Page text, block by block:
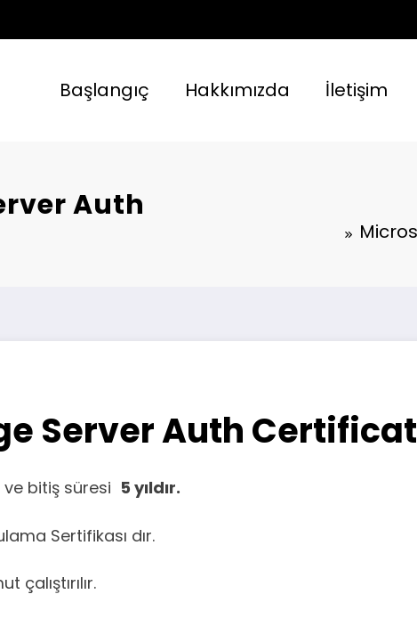
Başlangıç Hakkımızda İletişim
Auth
Server Auth
bitiş süresi 5 yıldır.
Sertifikası dır.
çalıştırılır.